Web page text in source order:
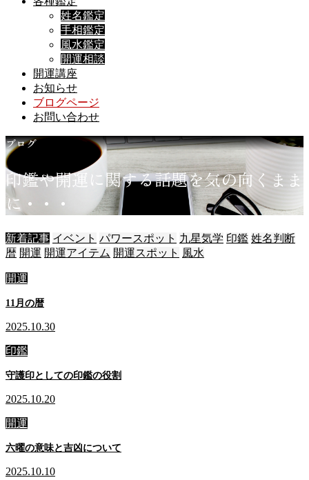
姓名鑑定
手相鑑定
風水鑑定
開運相談
開運講座
お知らせ
ブログページ
お問い合わせ
ブログ
印鑑や開運に関する話題を気の向 く ま ま
に ・ ・ ・
新着記事 イベント パワースポット 九星気学 印鑑 姓名判断
暦 開運 開運アイテム 開運スポット 風水
開運
11月の暦
2025.10.30
印鑑
守護印としての印鑑の役割
2025.10.20
開運
六曜の意味と吉凶について
2025.10.10